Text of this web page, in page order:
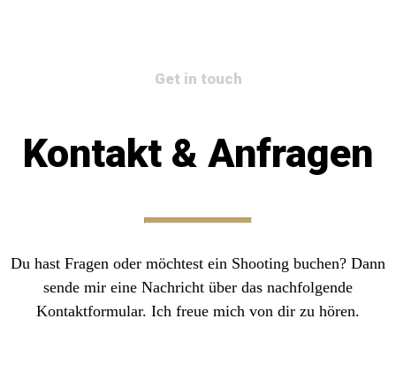
Get in touch
Kontakt & Anfragen
Du hast Fragen oder möchtest ein Shooting buchen? Dann
sende mir eine Nachricht über das nachfolgende
Kontaktformular. Ich freue mich von dir zu hören.